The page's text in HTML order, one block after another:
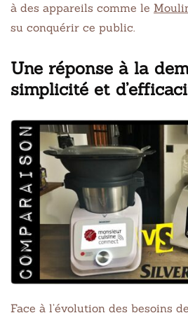
à des appareils comme le
su conquérir ce public.
Une réponse à la
simplicité et
Face à l’évolution des besoins